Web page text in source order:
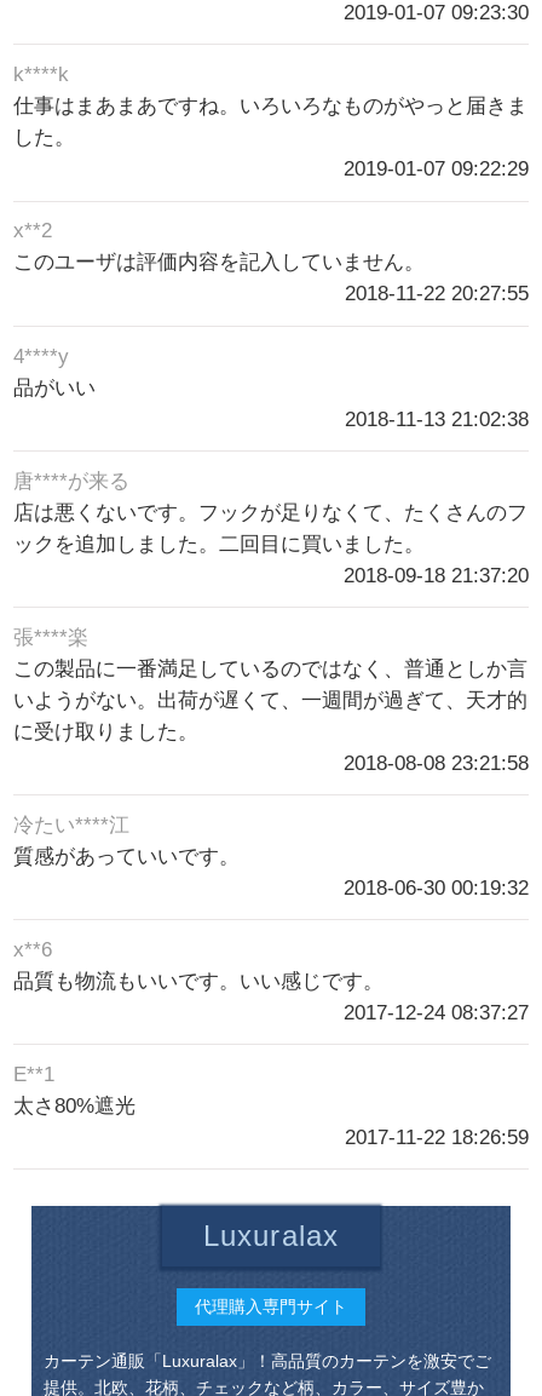
2019-01-07 09:23:30
k****k
仕事はまあまあですね。いろいろなものがやっと届きま
した。
2019-01-07 09:22:29
x**2
このユーザは評価内容を記入していません。
2018-11-22 20:27:55
4****y
品がいい
2018-11-13 21:02:38
唐****が来る
店は悪くないです。フックが足りなくて、たくさんのフ
ックを追加しました。二回目に買いました。
2018-09-18 21:37:20
張****楽
この製品に一番満足しているのではなく、普通としか言
いようがない。出荷が遅くて、一週間が過ぎて、天才的
に受け取りました。
2018-08-08 23:21:58
冷たい****江
質感があっていいです。
2018-06-30 00:19:32
x**6
品質も物流もいいです。いい感じです。
2017-12-24 08:37:27
E**1
太さ80%遮光
2017-11-22 18:26:59
Luxuralax
代理購入専門サイト
カーテン通販「Luxuralax」！高品質のカーテンを激安でご
提供。北欧、花柄、チェックなど柄、カラー、サイズ豊か